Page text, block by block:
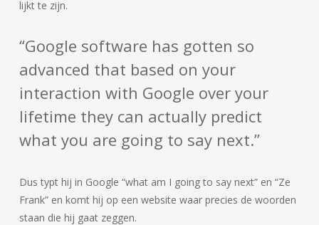
lijkt te zijn.
“Google software has gotten so
advanced that based on your
interaction with Google over your
lifetime they can actually predict
what you are going to say next.”
Dus typt hij in Google “what am I going to say next” en “Ze
Frank” en komt hij op een website waar precies de woorden
staan die hij gaat zeggen.